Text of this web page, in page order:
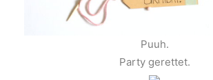
Puuh.
Party gerettet.